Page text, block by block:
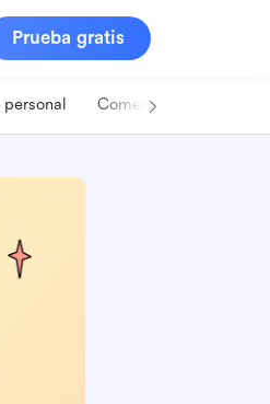
Prueba gratis
Comercio minorista